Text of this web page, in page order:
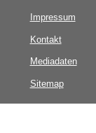
Impressum
Kontakt
Mediadaten
Sitemap